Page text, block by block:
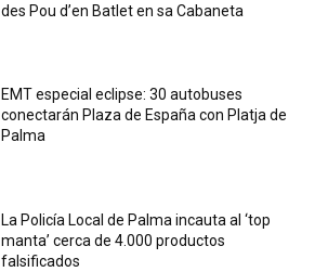
des Pou d’en Batlet en sa Cabaneta
EMT especial eclipse: 30 autobuses
conectarán Plaza de España con Platja de
Palma
La Policía Local de Palma incauta al ‘top
manta’ cerca de 4.000 productos
falsificados